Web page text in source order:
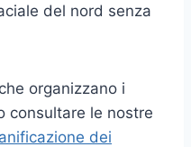
del nord senza
organizzano i
consultare le nostre
dei